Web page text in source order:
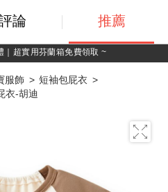
｜超實用芬蘭箱免費領取 ~
服飾
短袖包屁衣
衣-胡迪
論 推薦